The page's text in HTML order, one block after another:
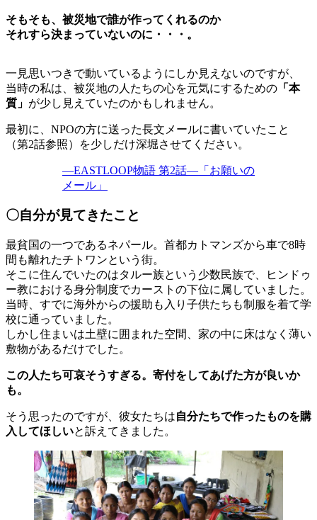
そもそも、被災地で誰が作ってくれるのか
それすら決まっていないのに・・・。
一見思いつきで動いているようにしか見えないのですが、
当時の私は、被災地の人たちの心を元気にするための 「本
質」 が少し見えていたのかもしれません。
最初に、NPOの方に送った長文メールに書いていたこと
（第2話参照）を少しだけ深堀させてください。
―EASTLOOP物語 第2話―「お願いの
メール」
〇自分が見てきたこと
最貧国の一つであるネパール。首都カトマンズから車で8時
間も離れたチトワンという街。
そこに住んでいたのはタルー族という少数民族で、ヒンドゥ
ー教における身分制度でカーストの下位に属していました。
当時、すでに海外からの援助も入り子供たちも制服を着て学
校に通っていました。
しかし住まいは土壁に囲まれた空間、家の中に床はなく薄い
敷物があるだけでした。
この人たち可哀そうすぎる。寄付をしてあげた方が良いか
も。
そう思ったのですが、彼女たちは自分たちで作ったものを購
入してほしいと訴えてきました。